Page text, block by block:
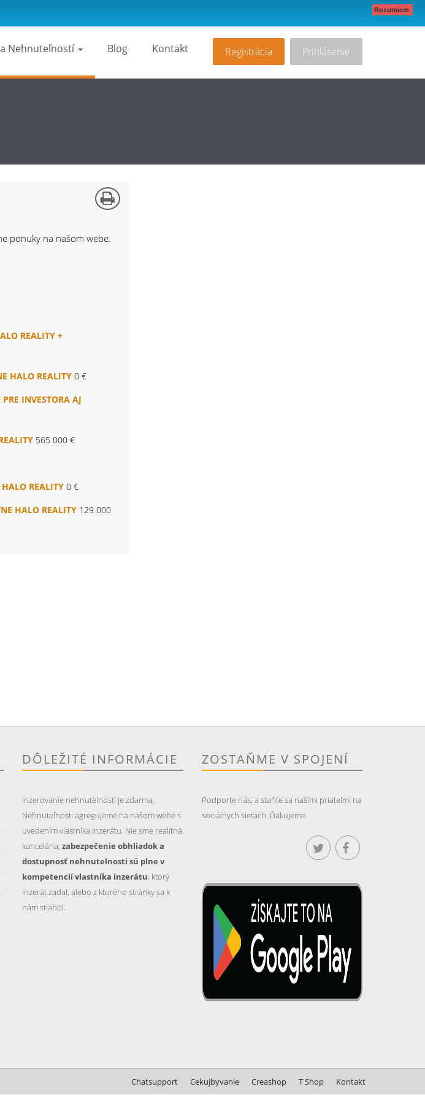
Rozumiem
Registrácia Prihlásenie
Nehnuteľností Blog Kontakt
ponuky na našom webe.
REALITY +
HALO REALITY 0 €
INVESTORA AJ
565 000 €
REALITY 0 €
HALO REALITY 129 000
DÔLEŽITÉ INFORMÁCIE
Inzerovanie nehnutelností je zdarma.
Nehnuteľnosti agregujeme na našom webe s
uvedením vlastníka inzerátu. Nie sme realitná
kancelária, zabezpečenie obhliadok a
dostupnosť nehnutelnosti sú plne v
kompetencií vlastníka inzerátu, ktorý
inzerát zadal, alebo z ktorého stránky sa k
nám stiahol.
ZOSTAŇME V SPOJENÍ
Podporte nás, a staňte sa našími priateľmi na
sociálnych sieťach. Ďakujeme.
Chatsupport Cekujbyvanie Creashop T Shop Kontakt